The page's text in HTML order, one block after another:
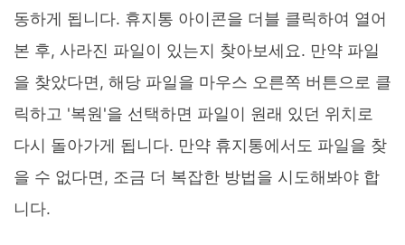
동하게 됩니다. 휴지통 아이콘을 더블 클릭하여 열어
본 후, 사라진 파일이 있는지 찾아보세요. 만약 파일
을 찾았다면, 해당 파일을 마우스 오른쪽 버튼으로 클
릭하고 '복원'을 선택하면 파일이 원래 있던 위치로
다시 돌아가게 됩니다. 만약 휴지통에서도 파일을 찾
을 수 없다면, 조금 더 복잡한 방법을 시도해봐야 합
니다.